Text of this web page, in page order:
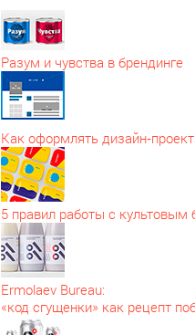
Разум и чувства в брендинге
Как оформлять
5 правил работы с культовым
Ermolaev Bureau:
«код сгущенки» как рецепт